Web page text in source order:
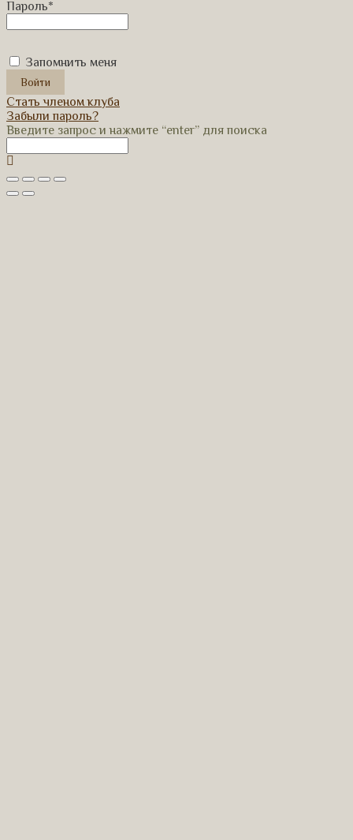
Пароль*
Запомнить меня
Стать членом клуба
Забыли пароль?
Введите запрос и нажмите “enter” для поиска